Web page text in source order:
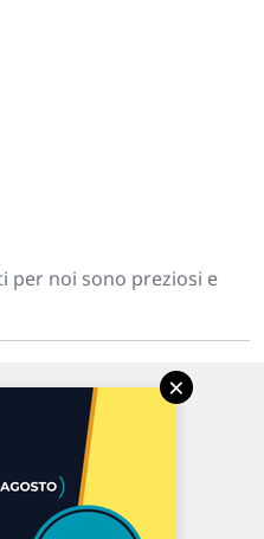
per noi sono preziosi e
38/A
460 401
×